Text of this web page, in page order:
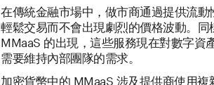
在傳統金融市場中，做市商通過提供流
輕鬆交易而不會出現劇烈的價格波動。
MMaaS 的出現，這些服務現在對數字資
需要維持內部團隊的需求。
加密貨幣中的 MMaaS 涉及提供商使用